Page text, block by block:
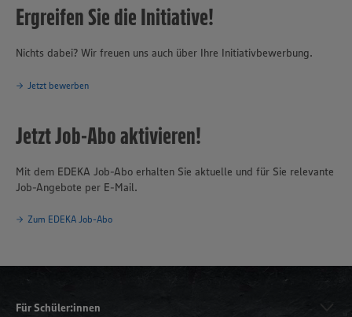
Ergreifen Sie die Initiative!
Nichts dabei? Wir freuen uns auch über Ihre Initiativbewerbung.
Jetzt bewerben
Jetzt Job-Abo aktivieren!
Mit dem EDEKA Job-Abo erhalten Sie aktuelle und für Sie relevante
Job-Angebote per E-Mail.
Zum EDEKA Job-Abo
Für Schüler:innen